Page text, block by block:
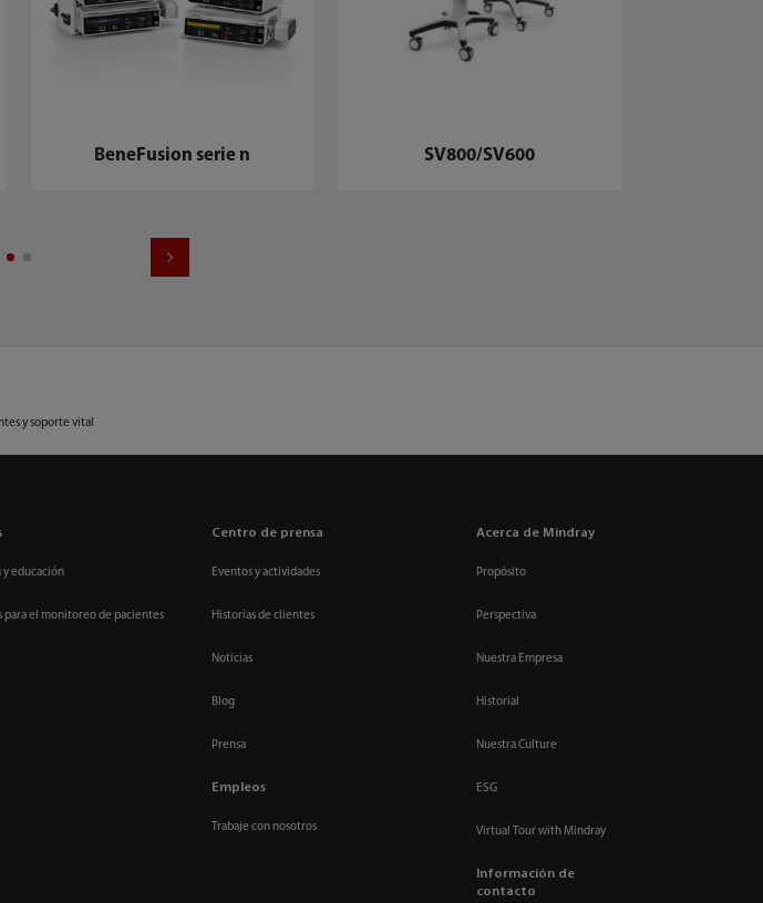
BeneFusion serie n SV800/SV600
y soporte vital
y educación
para el monitoreo de pacientes
Centro de prensa
Eventos y actividades
Historias de clientes
Noticias
Blog
Prensa
Empleos
Trabaje con nosotros
Acerca de Mindray
Propósito
Perspectiva
Nuestra Empresa
Historial
Nuestra Culture
ESG
Virtual Tour with Mindray
Información de
contacto